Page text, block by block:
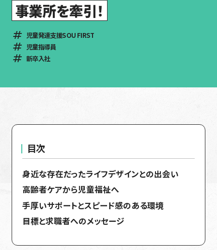
事業所を牽引！
児童発達支援SOU FIRST
児童指導員
新卒入社
身近な存在だったライフデザインとの出会い
高齢者ケアから児童福祉へ
手厚いサポートとスピード感のある環境
目標と求職者へのメッセージ